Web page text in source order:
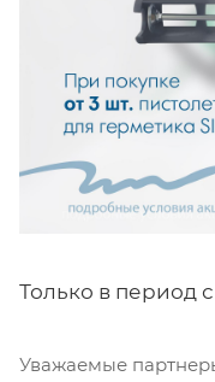
Только в период с
Уважаемые